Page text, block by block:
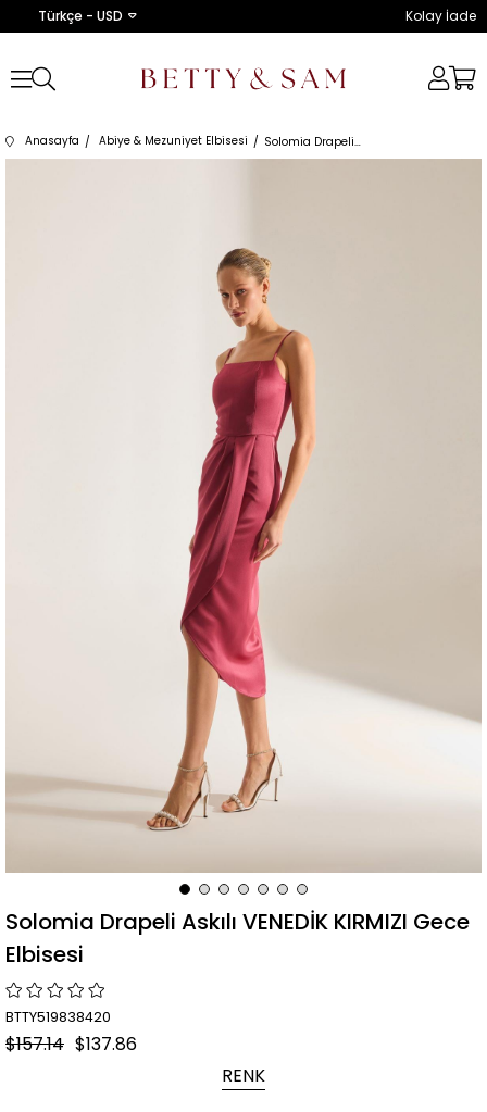
Türkçe - USD Kolay İade
Anasayfa Abiye & Mezuniyet Elbisesi Solomia Drapeli Askılı VENEDİK KIRMIZI Gece Elbisesi
Solomia Drapeli Askılı VENEDİK KIRMIZI Gece
Elbisesi
BTTY519838420
$157.14 $137.86
RENK